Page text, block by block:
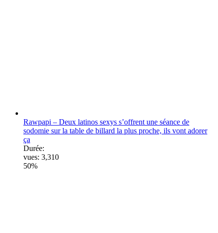
Rawpapi – Deux latinos sexys s’offrent une séance de
sodomie sur la table de billard la plus proche, ils vont adorer
ça
Durée:
vues: 3,310
50%